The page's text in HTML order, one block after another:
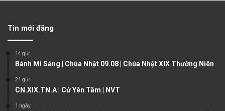
u
p
g
Tin mới đăng
14 giờ
Bánh Mì Sáng | Chúa Nhật 09.08 | Chúa Nhật XIX Thường Niên
21 giờ
CN.XIX.TN.A | Cứ Yên Tâm | NVT
1 ngày